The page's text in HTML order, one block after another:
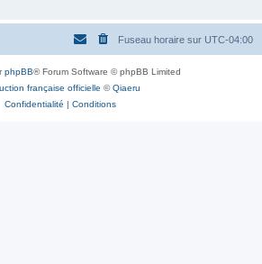
Fuseau horaire sur UTC-04:00
phpBB® Forum Software © phpBB Limited
française officielle ©Qiaeru
Confidentialité | Conditions